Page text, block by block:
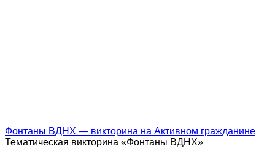
Фонтаны ВДНХ — викторина на Активном гражданине
Тематическая викторина «Фонтаны ВДНХ»